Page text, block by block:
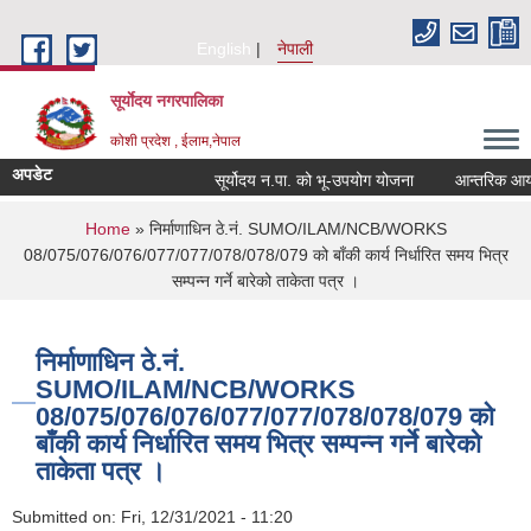
English
नेपाली
सूर्याेदय नगरपालिका
कोशी प्रदेश , ईलाम,नेपाल
अपडेट सूर्योदय न.पा. को भू-उपयोग योजना आन्तरिक आय
You are here
Home» निर्माणाधिन ठे.नं. SUMO/ILAM/NCB/WORKS
08/075/076/076/077/077/078/078/079 को बाँकी कार्य निर्धारित समय भित्र
सम्पन्न गर्ने बारेको ताकेता पत्र ।
निर्माणाधिन ठे.नं.
SUMO/ILAM/NCB/WORKS
08/075/076/076/077/077/078/078/079 को
बाँकी कार्य निर्धारित समय भित्र सम्पन्न गर्ने बारेको
ताकेता पत्र ।
Submitted on: Fri, 12/31/2021 - 11:20